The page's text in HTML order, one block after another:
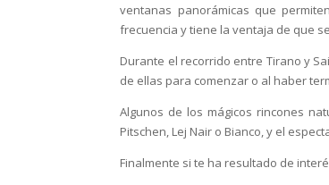
ventanas panorámicas que
frecuencia y tiene la ventaja de que
Durante el recorrido entre Tirano y
de ellas para comenzar o al haber
Algunos de los mágicos rincones
Pitschen, Lej Nair o Bianco, y el
Finalmente si te ha resultado de